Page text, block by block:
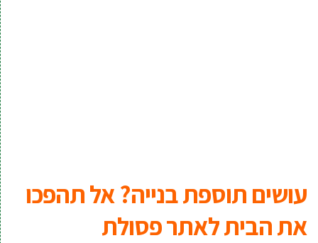
עושים תוספת בנייה? אל תהפכו
את הבית לאתר פסולת